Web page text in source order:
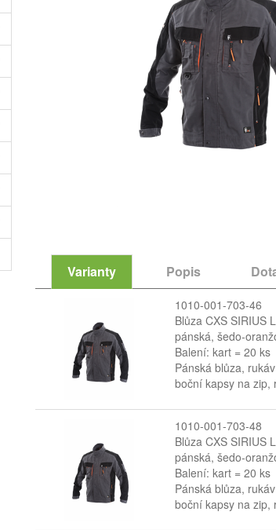
Varianty Popis
1010-001-703-46
Blůza CXS SIRIUS
pánská, šedo-
Balení: kart = 20 ks
Pánská blůza,
boční kapsy na zip,
1010-001-703-48
Blůza CXS SIRIUS
pánská, šedo-
Balení: kart = 20 ks
Pánská blůza,
boční kapsy na zip,